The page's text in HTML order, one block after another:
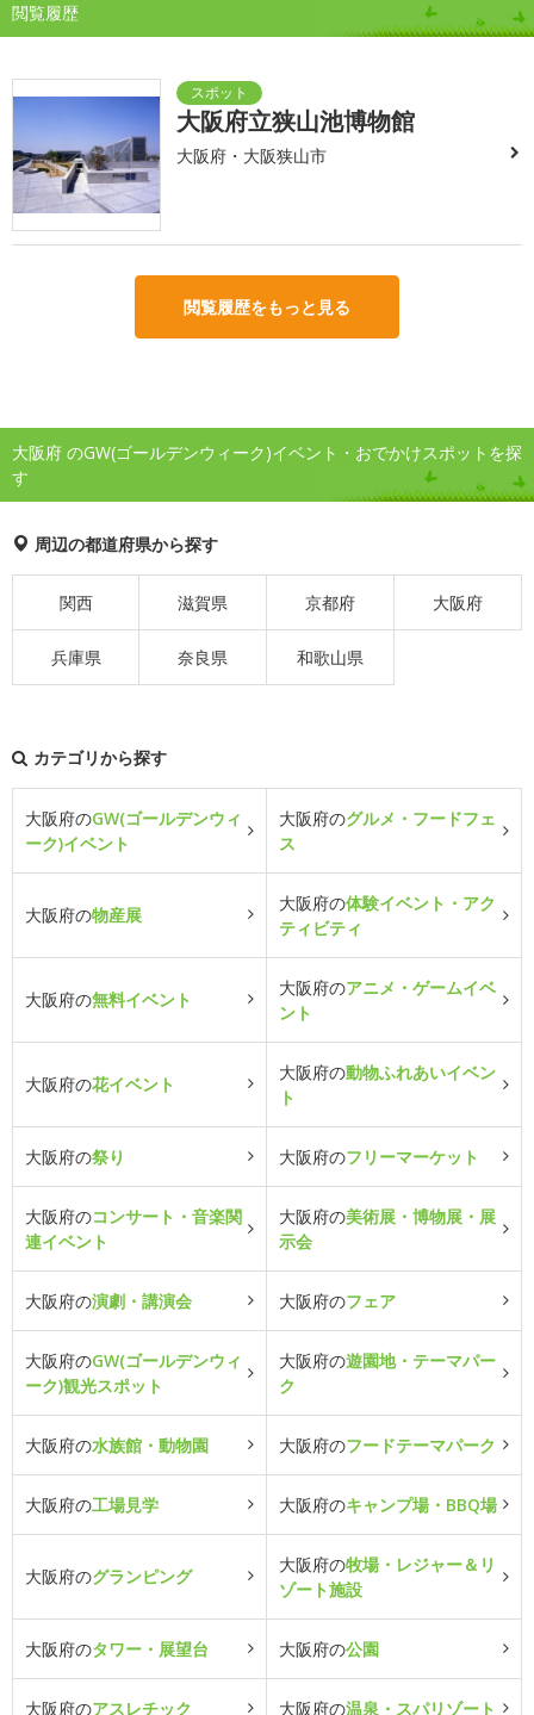
閲覧履歴
大阪府立狭山池博物館
大阪府・大阪狭山市
閲覧履歴をもっと見る
大阪府 のGW(ゴールデンウィーク)イベント・おでかけスポットを探
す
周辺の都道府県から探す
関西 滋賀県 京都府 大阪府
兵庫県 奈良県 和歌山県
カテゴリから探す
大阪府のGW(ゴールデンウィ
ーク)イベント
大阪府のグルメ・フードフェ
ス
大阪府の物産展
大阪府の体験イベント・アク
ティビティ
大阪府の無料イベント
大阪府のアニメ・ゲームイベ
ント
大阪府の花イベント
大阪府の動物ふれあいイベン
ト
大阪府の祭り 大阪府のフリーマーケット
大阪府のコンサート・音楽関
連イベント
大阪府の美術展・博物展・展
示会
大阪府の演劇・講演会 大阪府のフェア
大阪府のGW(ゴールデンウィ
ーク)観光スポット
大阪府の遊園地・テーマパー
ク
大阪府の水族館・動物園 大阪府のフードテーマパーク
大阪府の工場見学 大阪府のキャンプ場・BBQ場
大阪府のグランピング
大阪府の牧場・レジャー＆リ
ゾート施設
大阪府のタワー・展望台 大阪府の公園
大阪府のアスレチック 大阪府の温泉・スパリゾート